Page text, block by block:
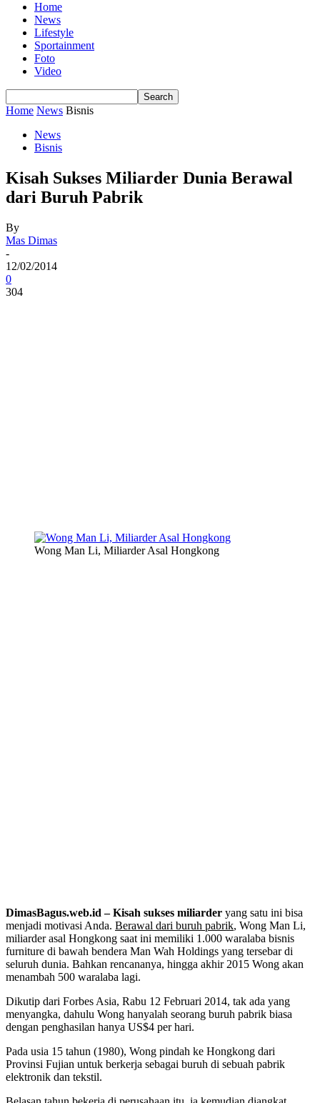
Home
News
Lifestyle
Sportainment
Foto
Video
Home News Bisnis
News
Bisnis
Kisah Sukses Miliarder Dunia Berawal
dari Buruh Pabrik
By
Mas Dimas
-
12/02/2014
0
304
Wong Man Li, Miliarder Asal Hongkong
DimasBagus.web.id – Kisah sukses miliarder yang satu ini bisa
menjadi motivasi Anda. Berawal dari buruh pabrik, Wong Man Li,
miliarder asal Hongkong saat ini memiliki 1.000 waralaba bisnis
furniture di bawah bendera Man Wah Holdings yang tersebar di
seluruh dunia. Bahkan rencananya, hingga akhir 2015 Wong akan
menambah 500 waralaba lagi.
Dikutip dari Forbes Asia, Rabu 12 Februari 2014, tak ada yang
menyangka, dahulu Wong hanyalah seorang buruh pabrik biasa
dengan penghasilan hanya US$4 per hari.
Pada usia 15 tahun (1980), Wong pindah ke Hongkong dari
Provinsi Fujian untuk berkerja sebagai buruh di sebuah pabrik
elektronik dan tekstil.